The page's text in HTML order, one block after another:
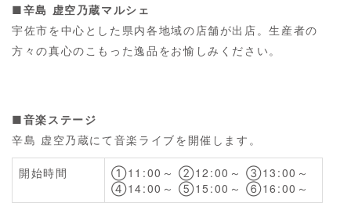
■辛島 虚空乃蔵マルシェ
宇佐市を中心とした県内各地域の店舗が出店。生産者の
方々の真心のこもった逸品をお愉しみください。
■音楽ステージ
辛島 虚空乃蔵にて音楽ライブを開催します。
開始時間
①11:00～ ②12:00～ ③13:00～
④14:00～ ⑤15:00～ ⑥16:00～